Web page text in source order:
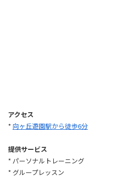
アクセス
* 向ヶ丘遊園駅から徒歩6分
提供サービス
* パーソナルトレーニング
* グループレッスン